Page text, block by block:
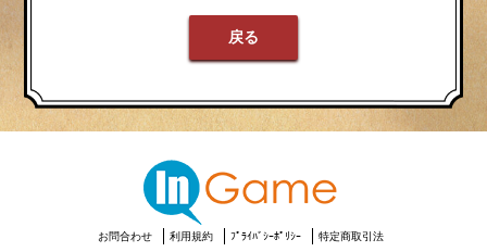
戻る
お問合わせ 利用規約 ﾌﾟﾗｲﾊﾞｼｰﾎﾟﾘｼｰ 特定商取引法